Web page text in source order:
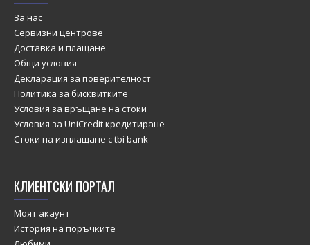
За нас
Сервизни центрове
Доставка и плащане
Общи условия
Декларация за поверителност
Политика за бисквитките
Условия за връщане на стоки
Условия за UniCredit кредитиране
Стоки на изплащане с tbi bank
КЛИЕНТСКИ ПОРТАЛ
Моят акаунт
История на поръчките